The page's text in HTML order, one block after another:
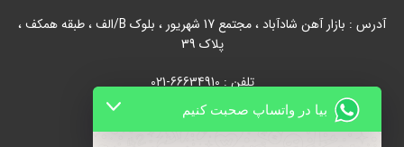
آدرس : بازار آهن شادآباد ، مجتمع 17 شهریور ، بلوک B/الف ، طبقه همکف ،
پلاک 39
تلفن : 66634910-021
021-66631684
بیا در واتساپ صحبت کنیم